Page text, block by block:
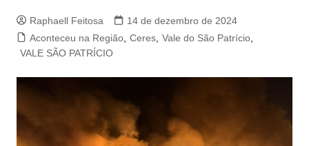
Raphaell Feitosa
14 de dezembro de 2024
Aconteceu na Região, Ceres, Vale do São Patrício,
VALE SÃO PATRÍCIO